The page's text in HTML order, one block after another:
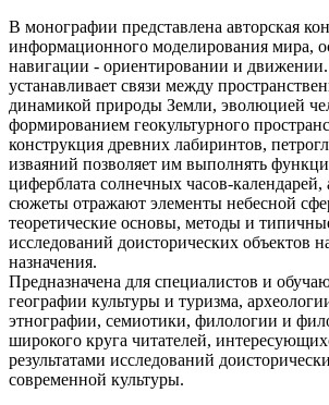
В монографии представлена авторская
информационного моделирования мира,
навигации - ориентировании и
устанавливает связи между
динамикой природы Земли, эволюцией
формированием геокультурного
конструкция древних лабиринтов,
изваяний позволяет им выполнять
циферблата солнечных часов-
сюжеты отражают элементы небесной
теоретические основы, методы и
исследований доисторических объектов
назначения.
Предназначена для специалистов и
географии культуры и туризма,
этнографии, семиотики, филологии и
широкого круга читателей,
результатами исследований
современной культуры.